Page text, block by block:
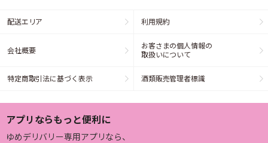
配送エリア 利用規約
会社概要
お客さまの個人情報の
取扱いについて
特定商取引法に基づく表示 酒類販売管理者標識
アプリならもっと便利に
ゆめデリバリー専用アプリなら、